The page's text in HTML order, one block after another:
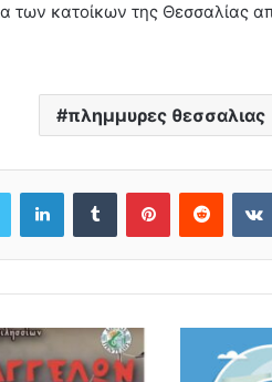
των κατοίκων της Θεσσαλίας
πλημμυρες θεσσαλιας